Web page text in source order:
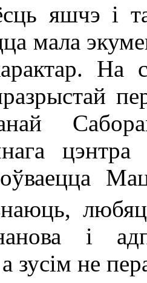
яшчэ і
мала
На
і
зусім не